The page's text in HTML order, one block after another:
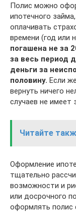
Полис можно
ипотечного
оплачивать
времени (год или
погашена не за
за весь период
деньги за
половину. Если
вернуть ничего
случаев не имеет
Читайте
Оформление
тщательно
возможности и
или досрочного
оформлять полис